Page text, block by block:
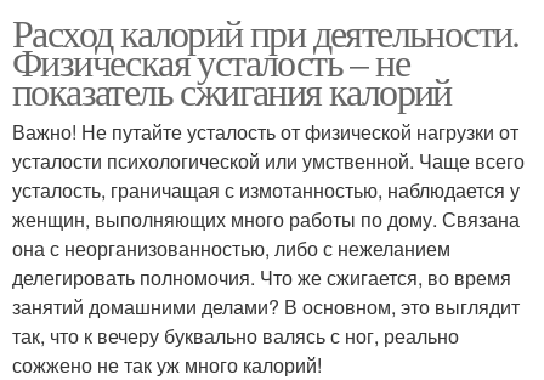
Калории при различных
видах
Расход калорий при деятельности.
Физическая усталость – не
показатель сжигания калорий
Важно! Не путайте усталость от физической нагрузки от
усталости психологической или умственной. Чаще всего
усталость, граничащая с измотанностью, наблюдается у
женщин, выполняющих много работы по дому. Связана
она с неорганизованностью, либо с нежеланием
делегировать полномочия. Что же сжигается, во время
занятий домашними делами? В основном, это выглядит
так, что к вечеру буквально валясь с ног, реально
сожжено не так уж много калорий!